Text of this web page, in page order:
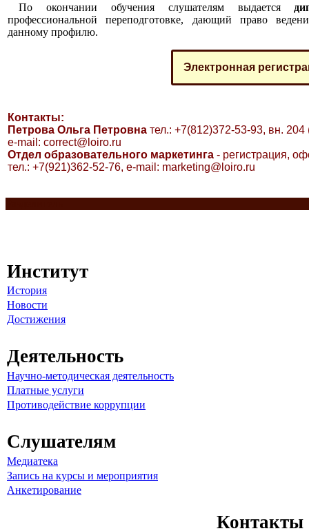
По окончании обучения слушателям выдается
профессиональной переподготовке, дающий право
данному профилю.
Электронная
Контакты:
Петрова Ольга Петровна тел.: +7(812)372-53-93, вн.
e-mail: correct@loiro.ru
Отдел образовательного маркетинга - регистрация,
тел.: +7(921)362-52-76, e-mail: marketing@loiro.ru
Институт
История
Новости
Достижения
Деятельность
Научно-методическая деятельность
Платные услуги
Противодействие коррупции
Слушателям
Медиатека
Запись на курсы и мероприятия
Анкетирование
Контакты